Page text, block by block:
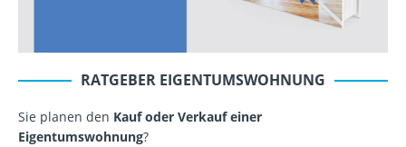
RATGEBER EIGENTUMSWOHNUNG
Sie planen den Kauf oder Verkauf einer
Eigentumswohnung?